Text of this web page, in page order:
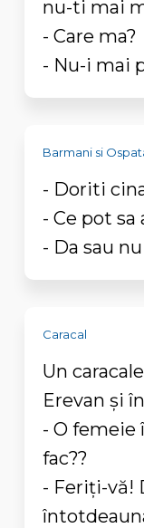
nu-ti mai
- Care ma?
- Nu-i mai
Barmani si
- Doriti
- Ce pot sa
- Da sau
Caracal
Un
Erevan şi
- O femeie
fac??
- Feriţi-vă!